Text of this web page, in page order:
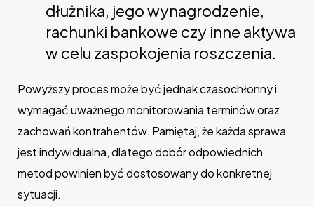
dłużnika, jego wynagrodzenie,
rachunki bankowe czy inne aktywa
w celu zaspokojenia roszczenia.
Powyższy proces może być jednak czasochłonny i
wymagać uważnego monitorowania terminów oraz
zachowań kontrahentów. Pamiętaj, że każda sprawa
jest indywidualna, dlatego dobór odpowiednich
metod powinien być dostosowany do konkretnej
sytuacji.